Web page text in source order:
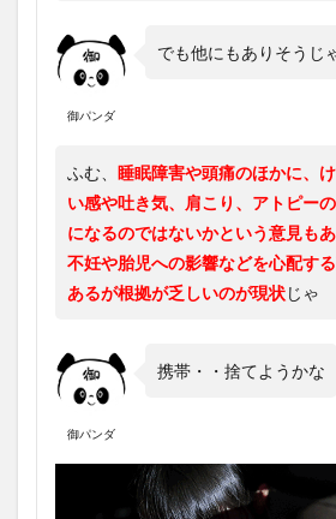
御パンダ
でも他にもありそうじ
ふむ、 睡眠障害や頭痛のほかに、
い感や吐き気、肩こり、アトピー
になるのではないかという意見もあ
不妊や胎児への影響などを心配す
あるが根拠が乏しいのが現状じゃ
御パンダ
携帯・・捨てようかな